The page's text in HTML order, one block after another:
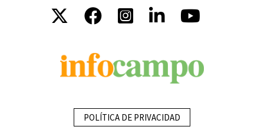
POLÍTICA DE PRIVACIDAD